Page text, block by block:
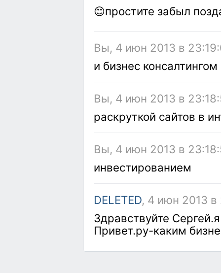
😊простите забыл
Вы, 4 июн 2013 в
и бизнес консалтингом
Вы, 4 июн 2013 в
раскруткой сайтов в
Вы, 4 июн 2013 в
инвестированием
DELETED, 4 июн 2013 в
Здравствуйте
Привет.ру-каким